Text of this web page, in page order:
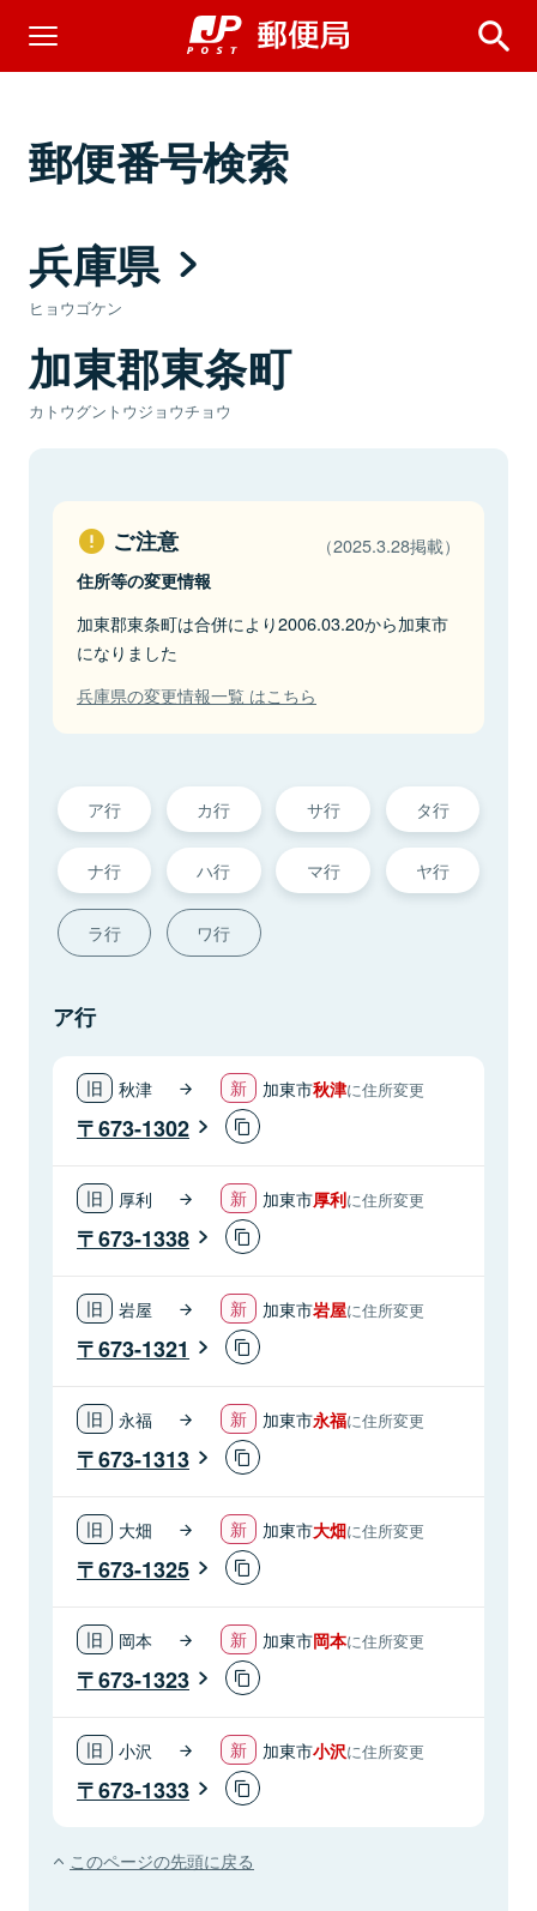
郵便番号検索
兵庫県
ヒョウゴケン
加東郡東条町
カトウグントウジョウチョウ
ご注意 （2025.3.28掲載）
住所等の変更情報
加東郡東条町は合併により2006.03.20から加東市
になりました
兵庫県の変更情報一覧 はこちら
ア行 カ行 サ行 タ行
ナ行 ハ行 マ行 ヤ行
ラ行 ワ行
ア行
秋津 加東市秋津に住所変更
673-1302
厚利 加東市厚利に住所変更
673-1338
岩屋 加東市岩屋に住所変更
673-1321
永福 加東市永福に住所変更
673-1313
大畑 加東市大畑に住所変更
673-1325
岡本 加東市岡本に住所変更
673-1323
小沢 加東市小沢に住所変更
673-1333
このページの先頭に戻る